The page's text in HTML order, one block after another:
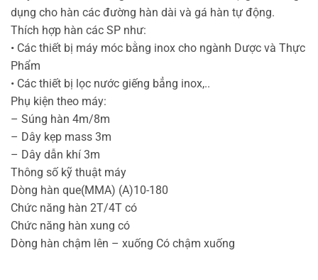
dụng cho hàn các đường hàn dài và gá hàn tự động.
Thích hợp hàn các SP như:
• Các thiết bị máy móc bằng inox cho ngành Dược và Thực
Phẩm
• Các thiết bị lọc nước giếng bẳng inox,..
Phụ kiện theo máy:
– Súng hàn 4m/8m
– Dây kẹp mass 3m
– Dây dẫn khí 3m
Thông số kỹ thuật máy
Dòng hàn que(MMA) (A)10-180
Chức năng hàn 2T/4T có
Chức năng hàn xung có
Dòng hàn chậm lên – xuống Có chậm xuống